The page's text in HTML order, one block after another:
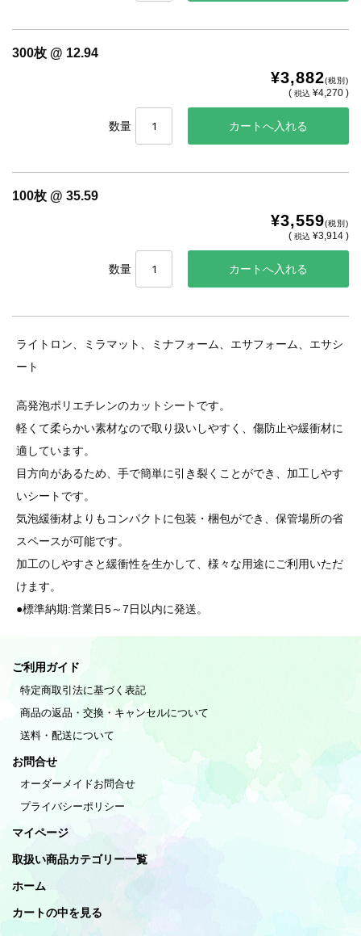
300枚 @ 12.94
¥3,882(税別)
(税込 ¥4,270 )
数量
100枚 @ 35.59
¥3,559(税別)
(税込 ¥3,914 )
数量
ライトロン、ミラマット、ミナフォーム、エサフォーム、エサシ
ート
高発泡ポリエチレンのカットシートです。
軽くて柔らかい素材なので取り扱いしやすく、傷防止や緩衝材に
適しています。
目方向があるため、手で簡単に引き裂くことができ、加工しやす
いシートです。
気泡緩衝材よりもコンパクトに包装・梱包ができ、保管場所の省
スペースが可能です。
加工のしやすさと緩衝性を生かして、様々な用途にご利用いただ
けます。
●標準納期:営業日5～7日以内に発送。
ご利用ガイド
特定商取引法に基づく表記
商品の返品・交換・キャンセルについて
送料・配送について
お問合せ
オーダーメイドお問合せ
プライバシーポリシー
マイページ
取扱い商品カテゴリー一覧
ホーム
カートの中を見る